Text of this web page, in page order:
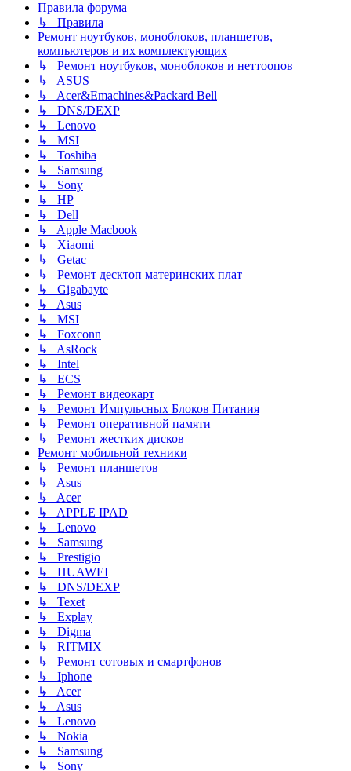
Правила форума
↳ Правила
Ремонт ноутбуков, моноблоков, планшетов,
компьютеров и их комплектующих
↳ Ремонт ноутбуков, моноблоков и неттоопов
↳ ASUS
↳ Acer&Emachines&Packard Bell
↳ DNS/DEXP
↳ Lenovo
↳ MSI
↳ Toshiba
↳ Samsung
↳ Sony
↳ HP
↳ Dell
↳ Apple Macbook
↳ Xiaomi
↳ Getac
↳ Ремонт десктоп материнских плат
↳ Gigabayte
↳ Asus
↳ MSI
↳ Foxconn
↳ AsRock
↳ Intel
↳ ECS
↳ Ремонт видеокарт
↳ Ремонт Импульсных Блоков Питания
↳ Ремонт оперативной памяти
↳ Ремонт жестких дисков
Ремонт мобильной техники
↳ Ремонт планшетов
↳ Asus
↳ Acer
↳ APPLE IPAD
↳ Lenovo
↳ Samsung
↳ Prestigio
↳ HUAWEI
↳ DNS/DEXP
↳ Texet
↳ Explay
↳ Digma
↳ RITMIX
↳ Ремонт сотовых и смартфонов
↳ Iphone
↳ Acer
↳ Asus
↳ Lenovo
↳ Nokia
↳ Samsung
↳ Sony